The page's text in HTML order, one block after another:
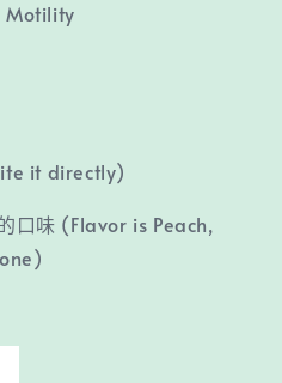
Motility
it directly)
口味 (Flavor is Peach,